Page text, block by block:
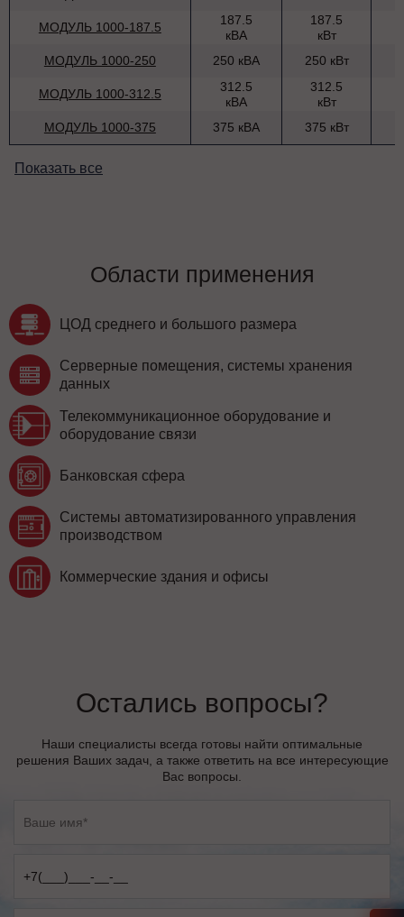
МОДУЛЬ 1000-187.5
187.5
кВА
187.5
кВт
МОДУЛЬ 1000-250
250 кВА 250 кВт
МОДУЛЬ 1000-312.5
312.5
кВА
312.5
кВт
МОДУЛЬ 1000-375
375 кВА 375 кВт
Показать все
Области применения
ЦОД среднего и большого размера
Серверные помещения, системы хранения
данных
Телекоммуникационное оборудование и
оборудование связи
Банковская сфера
Системы автоматизированного управления
производством
Коммерческие здания и офисы
Остались вопросы?
Наши специалисты всегда готовы найти оптимальные
решения Ваших задач, а также ответить на все интересующие
Вас вопросы.